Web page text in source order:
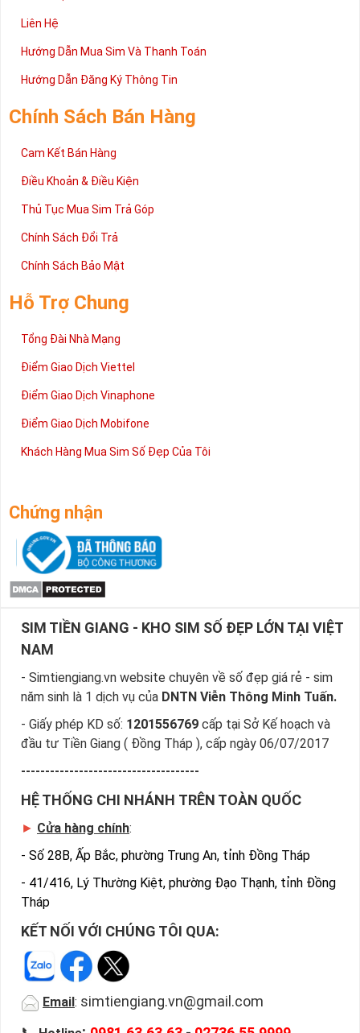
Liên Hệ
Hướng Dẫn Mua Sim Và Thanh Toán
Hướng Dẫn Đăng Ký Thông Tin
Chính Sách Bán Hàng
Cam Kết Bán Hàng
Điều Khoản & Điều Kiện
Thủ Tục Mua Sim Trả Góp
Chính Sách Đổi Trả
Chính Sách Bảo Mật
Hỗ Trợ Chung
Tổng Đài Nhà Mạng
Điểm Giao Dịch Viettel
Điểm Giao Dịch Vinaphone
Điểm Giao Dịch Mobifone
Khách Hàng Mua Sim Số Đẹp Của Tôi
Chứng nhận
SIM TIỀN GIANG - KHO SIM SỐ ĐẸP LỚN TẠI VIỆT
NAM
- Simtiengiang.vn website chuyên về số đẹp giá rẻ - sim
năm sinh là 1 dịch vụ của DNTN Viễn Thông Minh Tuấn.
- Giấy phép KD số: 1201556769 cấp tại Sở Kế hoạch và
đầu tư Tiền Giang ( Đồng Tháp ), cấp ngày 06/07/2017
-------------------------------------
HỆ THỐNG CHI NHÁNH TRÊN TOÀN QUỐC
► Cửa hàng chính:
- Số 28B, Ấp Bắc, phường Trung An, tỉnh Đồng Tháp
- 41/416, Lý Thường Kiệt, phường Đạo Thạnh, tỉnh Đồng
Tháp
KẾT NỐI VỚI CHÚNG TÔI QUA:
Email: simtiengiang.vn@gmail.com